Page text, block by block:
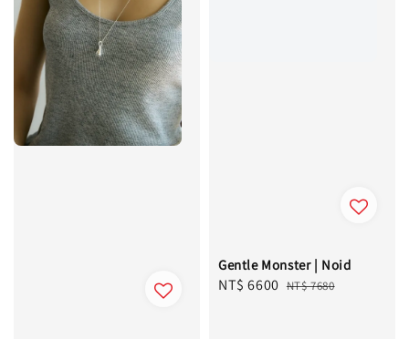
Gentle Monster | Noid
Sale
NT$ 6600 Regular
NT$ 7680